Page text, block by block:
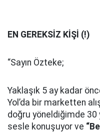
EN GEREKSİZ KİŞİ (!)
“Sayın Özteke;
Yaklaşık 5 ay kadar
Yol’da bir marketten
doğru yöneldiğimde 30
sesle konuşuyor ve